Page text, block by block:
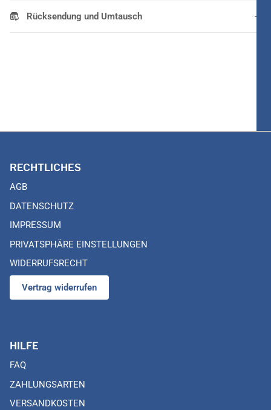
Rücksendung und Umtausch
RECHTLICHES
AGB
DATENSCHUTZ
IMPRESSUM
PRIVATSPHÄRE EINSTELLUNGEN
WIDERRUFSRECHT
Vertrag widerrufen
HILFE
FAQ
ZAHLUNGSARTEN
VERSANDKOSTEN